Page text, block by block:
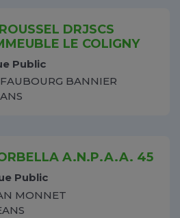
DRJSCS
LE COLIGNY
Public
BANNIER
A.N.P.A.A. 45
Public
MONNET